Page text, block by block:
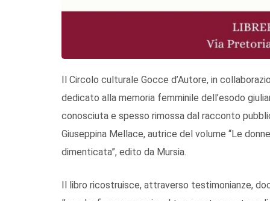
Il Circolo culturale Gocce d’Autore, in
dedicato alla memoria femminile dell’esodo
conosciuta e spesso rimossa dal racconto
Giuseppina Mellace, autrice del volume “Le
dimenticata”, edito da Mursia.
Il libro ricostruisce, attraverso testimonianze,